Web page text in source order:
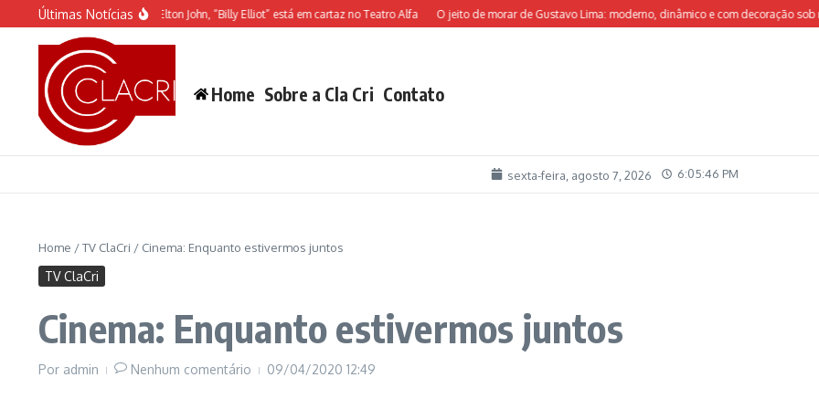
Ir para o conteúdo
Últimas Notícias
Musical inspirado em Elton John, “Billy Elliot” está em cartaz no Teatro Alfa O jeito de morar de Gustavo Lima: moderno, dinâmico e com decoração sob
Home Sobre a Cla Cri Contato
sexta-feira, agosto 7, 2026 6:05:47 PM
Home /TV ClaCri / Cinema: Enquanto estivermos juntos
TV ClaCri
Cinema: Enquanto estivermos juntos
Por admin Nenhum comentário 09/04/2020 12:49